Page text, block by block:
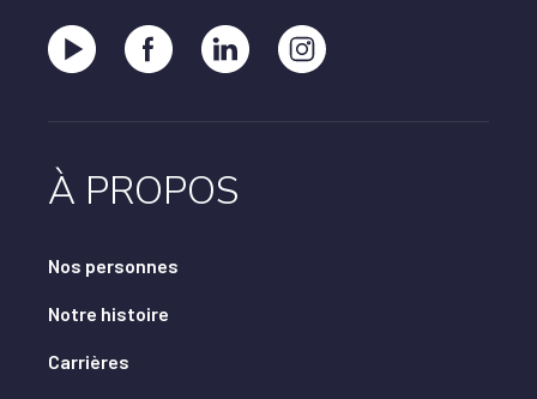
À PROPOS
Nos personnes
Notre histoire
Carrières